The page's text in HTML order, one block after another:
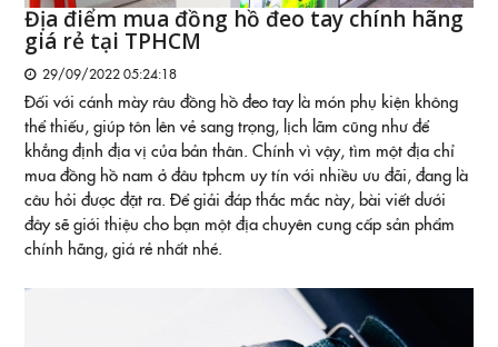
Địa điểm mua đồng hồ đeo tay chính hãng
giá rẻ tại TPHCM
29/09/2022 05:24:18
Đối với cánh mày râu đồng hồ đeo tay là món phụ kiện không
thể thiếu, giúp tôn lên vẻ sang trọng, lịch lãm cũng như để
khẳng định địa vị của bản thân. Chính vì vậy, tìm một địa chỉ
mua đồng hồ nam ở đâu tphcm uy tín với nhiều ưu đãi, đang là
câu hỏi được đặt ra. Để giải đáp thắc mắc này, bài viết dưới
đây sẽ giới thiệu cho bạn một địa chuyên cung cấp sản phẩm
chính hãng, giá rẻ nhất nhé.